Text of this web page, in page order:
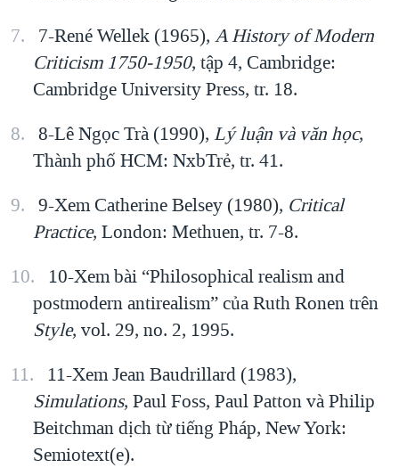
7-René Wellek (1965), A History of Modern
Criticism 1750-1950, tập 4, Cambridge:
Cambridge University Press, tr. 18.
8-Lê Ngọc Trà (1990), Lý luận và văn học,
Thành phố HCM: NxbTrẻ, tr. 41.
9-Xem Catherine Belsey (1980), Critical
Practice, London: Methuen, tr. 7-8.
10-Xem bài “Philosophical realism and
postmodern antirealism” của Ruth Ronen trên
Style, vol. 29, no. 2, 1995.
11-Xem Jean Baudrillard (1983),
Simulations, Paul Foss, Paul Patton và Philip
Beitchman dịch từ tiếng Pháp, New York:
Semiotext(e).